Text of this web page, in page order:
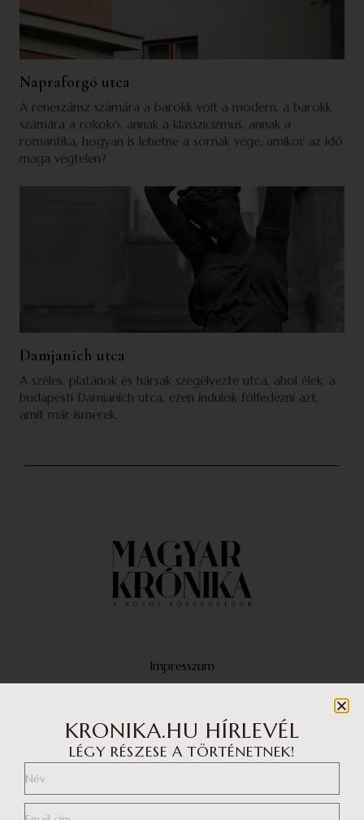
Napraforgó utca
A reneszánsz számára a barokk volt a modern, a barokk
számára a rokokó, annak a klasszicizmus, annak a
romantika, hogyan is lehetne a sornak vége, amikor az idő
maga végtelen?
Damjanich utca
A széles, platánok és hársak szegélyezte utca, ahol élek, a
budapesti Damjanich utca, ezen indulok fölfedezni azt,
amit már ismerek.
Impresszum
Adatvédelmi központ
Adatvédelem
KRONIKA.HU HÍRLEVÉL
LÉGY RÉSZESE A TÖRTÉNETNEK!